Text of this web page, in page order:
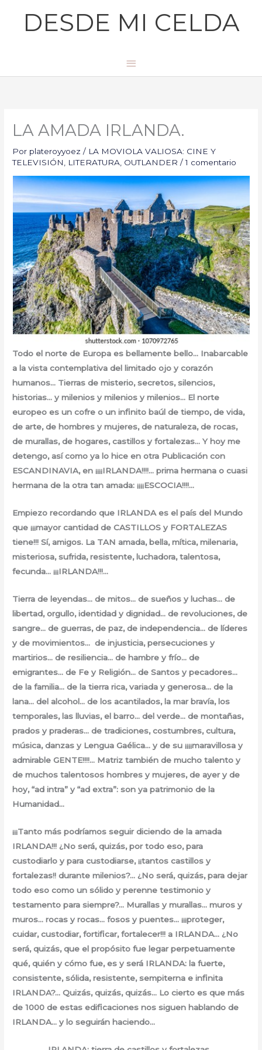
DESDE MI CELDA
Menú
principal
LA AMADA IRLANDA.
Por plateroyyoez/ LA MOVIOLA VALIOSA: CINE Y
TELEVISIÓN
LITERATURA OUTLANDER /1 comentario
Todo el norte de Europa es bellamente bello… Inabarcable
a la vista contemplativa del limitado ojo y corazón
humanos… Tierras de misterio, secretos, silencios,
historias… y milenios y milenios y milenios… El norte
europeo es un cofre o un infinito baúl de tiempo, de vida,
de arte, de hombres y mujeres, de naturaleza, de rocas,
de murallas, de hogares, castillos y fortalezas… Y hoy me
detengo, así como ya lo hice en otra Publicación con
ESCANDINAVIA, en ¡¡¡¡IRLANDA!!!!… prima hermana o cuasi
hermana de la otra tan amada: ¡¡¡¡ESCOCIA!!!!…
Empiezo recordando que IRLANDA es el país del Mundo
que ¡¡¡mayor cantidad de CASTILLOS y FORTALEZAS
tiene!!! Sí, amigos. La TAN amada, bella, mítica, milenaria,
misteriosa, sufrida, resistente, luchadora, talentosa,
fecunda… ¡¡¡IRLANDA!!!…
Tierra de leyendas… de mitos… de sueños y luchas… de
libertad, orgullo, identidad y dignidad… de revoluciones, de
sangre… de guerras, de paz, de independencia… de líderes
y de movimientos… de injusticia, persecuciones y
martirios… de resiliencia… de hambre y frío… de
emigrantes… de Fe y Religión… de Santos y pecadores…
de la familia… de la tierra rica, variada y generosa… de la
lana… del alcohol… de los acantilados, la mar bravía, los
temporales, las lluvias, el barro… del verde… de montañas,
prados y praderas… de tradiciones, costumbres, cultura,
música, danzas y Lengua Gaélica… y de su ¡¡¡¡maravillosa y
admirable GENTE!!!!… Matriz también de mucho talento y
de muchos talentosos hombres y mujeres, de ayer y de
hoy, “ad intra” y “ad extra”: son ya patrimonio de la
Humanidad…
¡¡¡Tanto más podríamos seguir diciendo de la amada
IRLANDA!!! ¿No será, quizás, por todo eso, para
custodiarlo y para custodiarse, ¡¡tantos castillos y
fortalezas!! durante milenios?… ¿No será, quizás, para dejar
todo eso como un sólido y perenne testimonio y
testamento para siempre?… Murallas y murallas… muros y
muros… rocas y rocas… fosos y puentes… ¡¡¡proteger,
cuidar, custodiar, fortificar, fortalecer!!! a IRLANDA… ¿No
será, quizás, que el propósito fue legar perpetuamente
qué, quién y cómo fue, es y será IRLANDA: la fuerte,
consistente, sólida, resistente, sempiterna e infinita
IRLANDA?… Quizás, quizás, quizás… Lo cierto es que más
de 1000 de estas edificaciones nos siguen hablando de
IRLANDA… y lo seguirán haciendo…